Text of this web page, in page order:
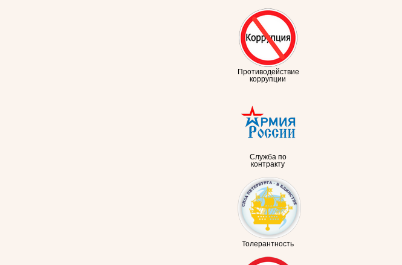
Противодействие
коррупции
Служба по
контракту
Толерантность